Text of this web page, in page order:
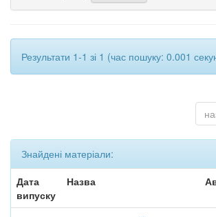
Результати 1-1 зі 1 (час пошуку: 0.001
Знайдені матеріали:
Дата
випуску
Назва